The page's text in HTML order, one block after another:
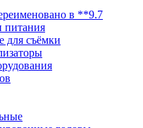
в **9.7
питания
для съёмки